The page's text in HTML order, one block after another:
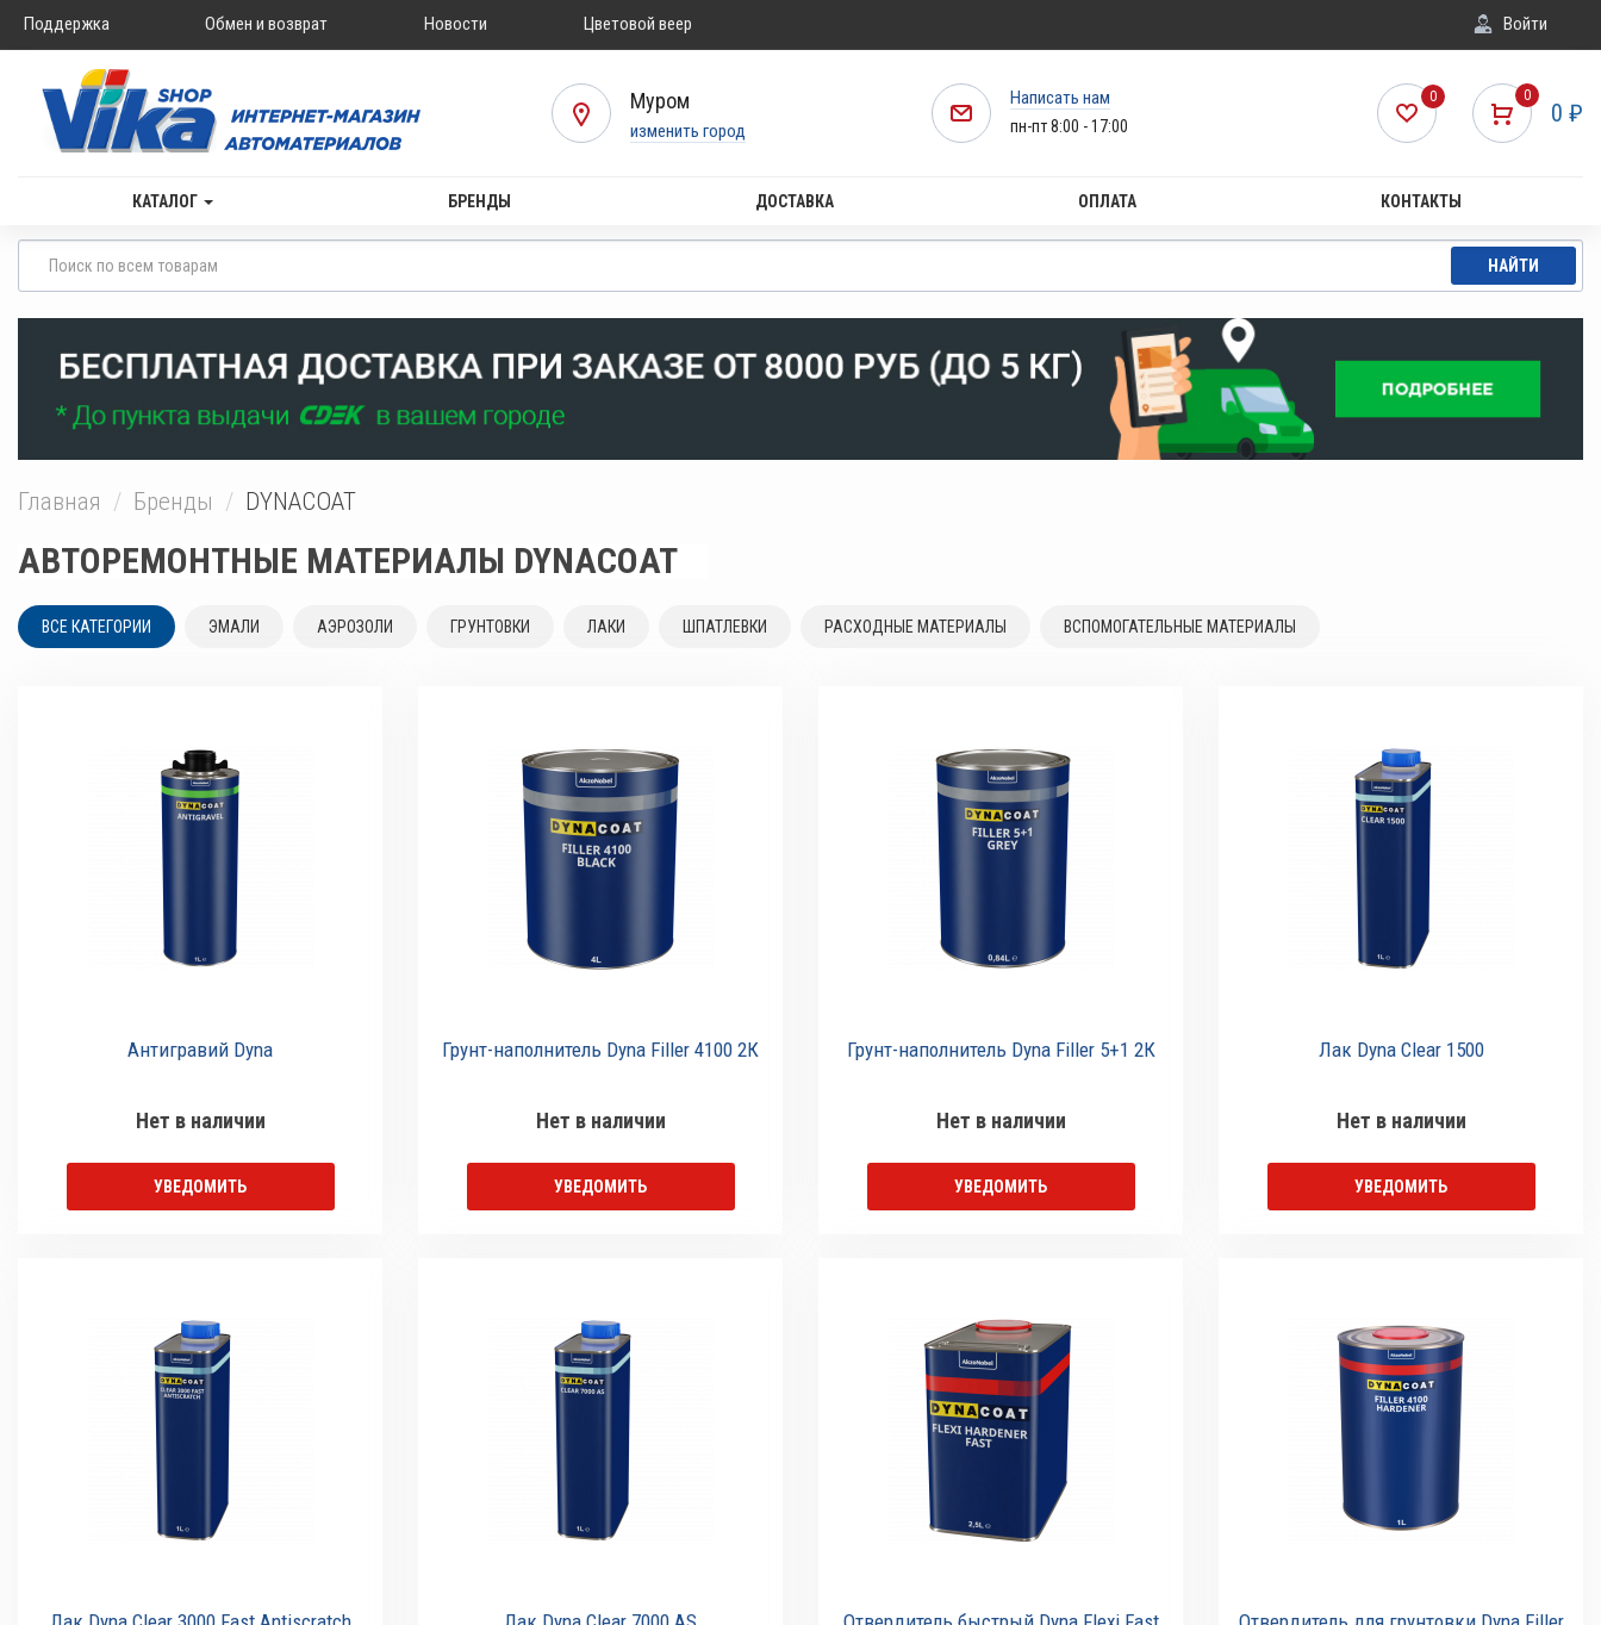
Поддержка Обмен и возврат Новости Цветовой веер Войти
Муром
изменить город
Написать нам
пн-пт 8:00 - 17:00
0
0 ₽
0
КАТАЛОГ БРЕНДЫ ДОСТАВКА ОПЛАТА КОНТАКТЫ
НАЙТИ
Главная Бренды DYNACOAT
АВТОРЕМОНТНЫЕ МАТЕРИАЛЫ DYNACOAT
ВСЕ КАТЕГОРИИ ЭМАЛИ АЭРОЗОЛИ ГРУНТОВКИ ЛАКИ ШПАТЛЕВКИ РАСХОДНЫЕ МАТЕРИАЛЫ ВСПОМОГАТЕЛЬНЫЕ МАТЕРИАЛЫ
Антигравий Dyna
Нет в наличии
УВЕДОМИТЬ
Грунт-наполнитель Dyna Filler 4100 2К
Нет в наличии
УВЕДОМИТЬ
Грунт-наполнитель Dyna Filler 5+1 2К
Нет в наличии
УВЕДОМИТЬ
Лак Dyna Clear 1500
Нет в наличии
УВЕДОМИТЬ